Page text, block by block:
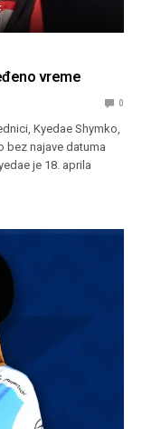
vreme
0
Kyedae Shymko,
bez najave datuma
je 18. aprila